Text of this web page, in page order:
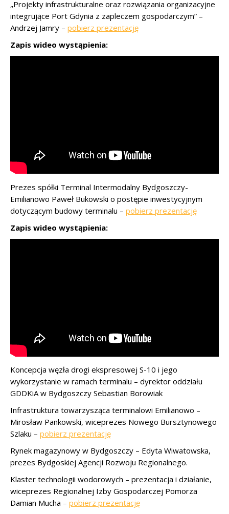
„Projekty infrastrukturalne oraz rozwiązania organizacyjne
integrujące Port Gdynia z zapleczem gospodarczym” –
Andrzej Jamry – pobierz prezentację
Zapis wideo wystąpienia:
Prezes spółki Terminal Intermodalny Bydgoszczy-
Emilianowo Paweł Bukowski o postępie inwestycyjnym
dotyczącym budowy terminalu – pobierz prezentację
Zapis wideo wystąpienia:
Koncepcja węzła drogi ekspresowej S-10 i jego
wykorzystanie w ramach terminalu – dyrektor oddziału
GDDKiA w Bydgoszczy Sebastian Borowiak
Infrastruktura towarzysząca terminalowi Emilianowo –
Mirosław Pankowski, wiceprezes Nowego Bursztynowego
Szlaku – pobierz prezentację
Rynek magazynowy w Bydgoszczy – Edyta Wiwatowska,
prezes Bydgoskiej Agencji Rozwoju Regionalnego.
Klaster technologii wodorowych – prezentacja i działanie,
wiceprezes Regionalnej Izby Gospodarczej Pomorza
Damian Mucha – pobierz prezentację